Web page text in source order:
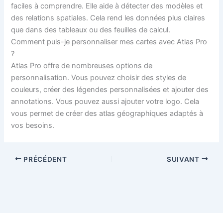
faciles à comprendre. Elle aide à détecter des modèles et
des relations spatiales. Cela rend les données plus claires
que dans des tableaux ou des feuilles de calcul.
Comment puis-je personnaliser mes cartes avec Atlas Pro
?
Atlas Pro offre de nombreuses options de
personnalisation. Vous pouvez choisir des styles de
couleurs, créer des légendes personnalisées et ajouter des
annotations. Vous pouvez aussi ajouter votre logo. Cela
vous permet de créer des atlas géographiques adaptés à
vos besoins.
PRÉCÉDENT SUIVANT